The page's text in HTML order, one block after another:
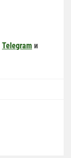
Telegram и